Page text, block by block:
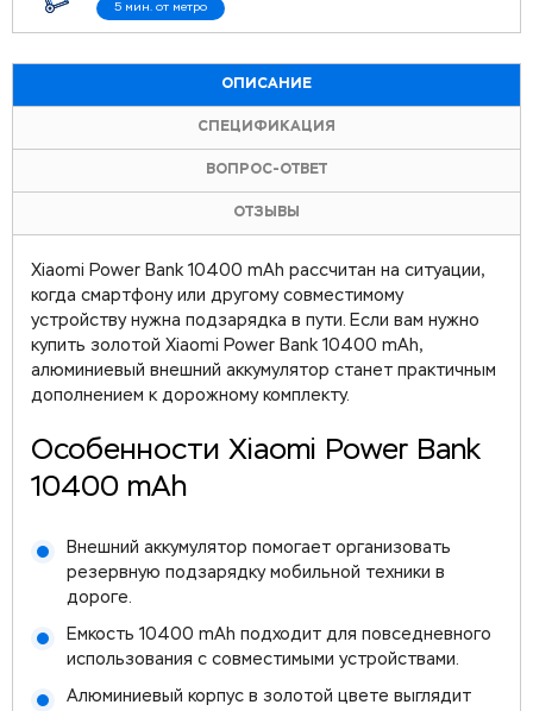
5 мин. от метро
ОПИСАНИЕ
СПЕЦИФИКАЦИЯ
ВОПРОС-ОТВЕТ
ОТЗЫВЫ
Xiaomi Power Bank 10400 mAh рассчитан на ситуации,
когда смартфону или другому совместимому
устройству нужна подзарядка в пути. Если вам нужно
купить золотой Xiaomi Power Bank 10400 mAh,
алюминиевый внешний аккумулятор станет практичным
дополнением к дорожному комплекту.
Особенности Xiaomi Power Bank
10400 mAh
Внешний аккумулятор помогает организовать
резервную подзарядку мобильной техники в
дороге.
Емкость 10400 mAh подходит для повседневного
использования с совместимыми устройствами.
Алюминиевый корпус в золотой цвете выглядит